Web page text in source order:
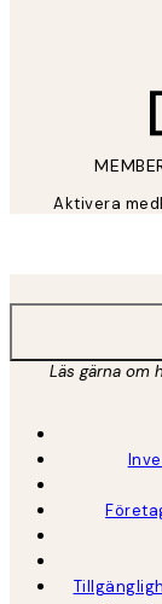
Aktivera
Läs gärna om